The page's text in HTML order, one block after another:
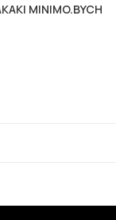
MINIMO.BYCH